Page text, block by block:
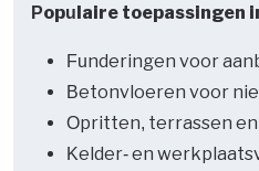
Populaire toepassingen
Funderingen voor
Betonvloeren voor
Opritten, terrassen
Kelder- en